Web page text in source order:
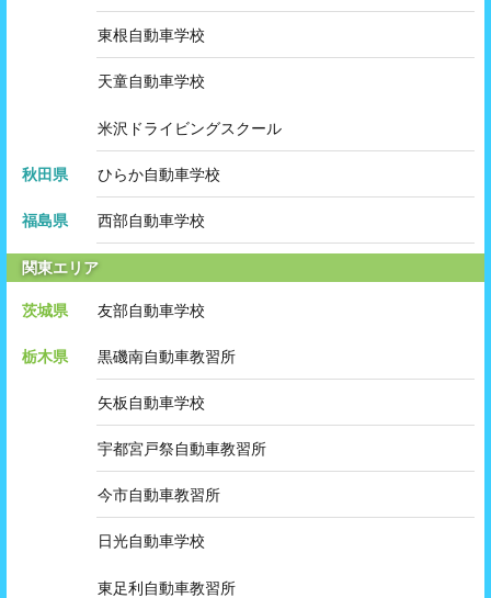
東根自動車学校
天童自動車学校
米沢ドライビングスクール
秋田県 ひらか自動車学校
福島県 西部自動車学校
関東エリア
茨城県 友部自動車学校
栃木県 黒磯南自動車教習所
矢板自動車学校
宇都宮戸祭自動車教習所
今市自動車教習所
日光自動車学校
東足利自動車教習所